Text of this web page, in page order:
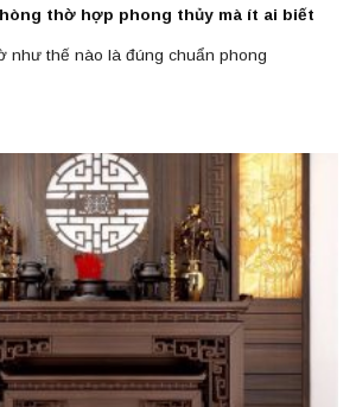
thờ hợp phong thủy mà ít ai biết
như thế nào là đúng chuẩn phong